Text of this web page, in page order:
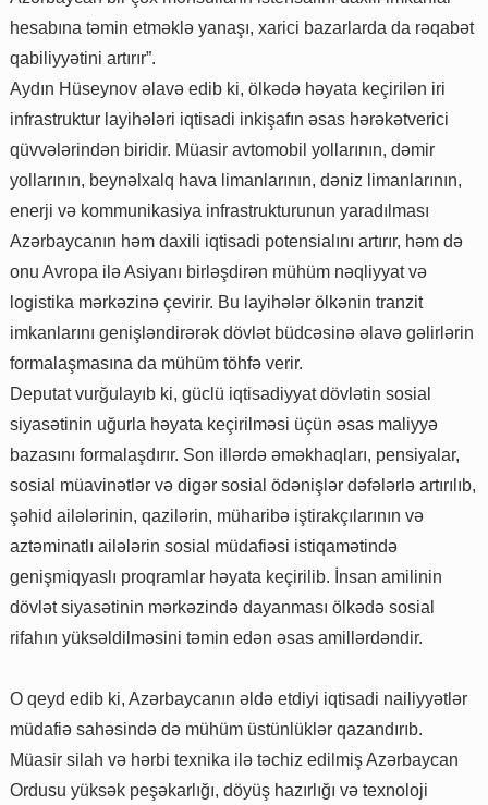
hesabına təmin etməklə yanaşı, xarici bazarlarda da rəqabət
qabiliyyətini artırır”.
Aydın Hüseynov əlavə edib ki, ölkədə həyata keçirilən iri
infrastruktur layihələri iqtisadi inkişafın əsas hərəkətverici
qüvvələrindən biridir. Müasir avtomobil yollarının, dəmir
yollarının, beynəlxalq hava limanlarının, dəniz limanlarının,
enerji və kommunikasiya infrastrukturunun yaradılması
Azərbaycanın həm daxili iqtisadi potensialını artırır, həm də
onu Avropa ilə Asiyanı birləşdirən mühüm nəqliyyat və
logistika mərkəzinə çevirir. Bu layihələr ölkənin tranzit
imkanlarını genişləndirərək dövlət büdcəsinə əlavə gəlirlərin
formalaşmasına da mühüm töhfə verir.
Deputat vurğulayıb ki, güclü iqtisadiyyat dövlətin sosial
siyasətinin uğurla həyata keçirilməsi üçün əsas maliyyə
bazasını formalaşdırır. Son illərdə əməkhaqları, pensiyalar,
sosial müavinətlər və digər sosial ödənişlər dəfələrlə artırılıb,
şəhid ailələrinin, qazilərin, müharibə iştirakçılarının və
aztəminatlı ailələrin sosial müdafiəsi istiqamətində
genişmiqyaslı proqramlar həyata keçirilib. İnsan amilinin
dövlət siyasətinin mərkəzində dayanması ölkədə sosial
rifahın yüksəldilməsini təmin edən əsas amillərdəndir.
O qeyd edib ki, Azərbaycanın əldə etdiyi iqtisadi nailiyyətlər
müdafiə sahəsində də mühüm üstünlüklər qazandırıb.
Müasir silah və hərbi texnika ilə təchiz edilmiş Azərbaycan
Ordusu yüksək peşəkarlığı, döyüş hazırlığı və texnoloji